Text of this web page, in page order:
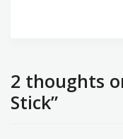
2 thoughts
Stick”